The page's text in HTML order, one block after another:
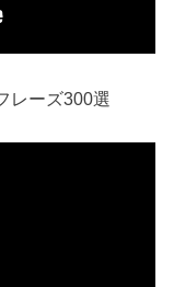
レーズ300選